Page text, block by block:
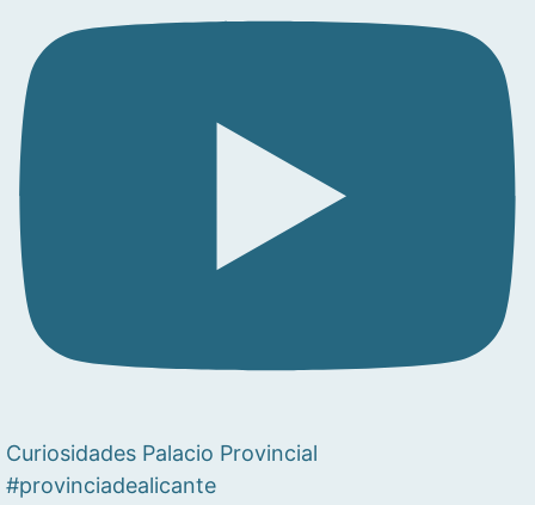
Curiosidades Palacio Provincial
#provinciadealicante